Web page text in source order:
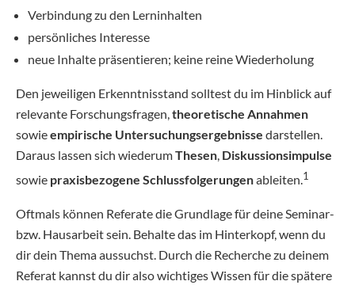
Verbindung zu den Lerninhalten
persönliches Interesse
neue Inhalte präsentieren; keine reine Wiederholung
Den jeweiligen Erkenntnisstand solltest du im Hinblick auf
relevante Forschungsfragen,theoretische Annahmen
sowieempirische Untersuchungsergebnisse darstellen.
Daraus lassen sich wiederumThesen, Diskussionsimpulse
sowie praxisbezogene Schlussfolgerungenableiten.1
Oftmals können Referate die Grundlage für deine Seminar-
bzw. Hausarbeit sein. Behalte das im Hinterkopf, wenn du
dir dein Thema aussuchst. Durch die Recherche zu deinem
Referat kannst du dir also wichtiges Wissen für die spätere